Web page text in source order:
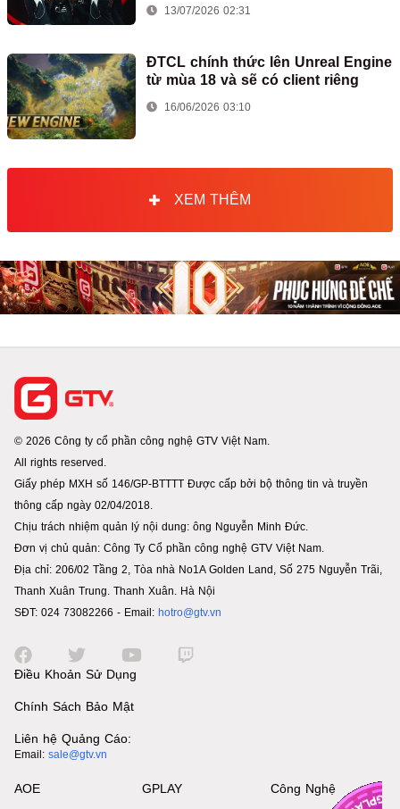
13/07/2026 02:31
ĐTCL chính thức lên Unreal Engine
từ mùa 18 và sẽ có client riêng
16/06/2026 03:10
XEM THÊM
© 2026 Công ty cổ phần công nghệ GTV Việt Nam.
All rights reserved.
Giấy phép MXH số 146/GP-BTTTT Được cấp bởi bộ thông tin và truyền
thông cấp ngày 02/04/2018.
Chịu trách nhiệm quản lý nội dung: ông Nguyễn Minh Đức.
Đơn vị chủ quản: Công Ty Cổ phần công nghệ GTV Việt Nam.
Địa chỉ: 206/02 Tầng 2, Tòa nhà No1A Golden Land, Số 275 Nguyễn Trãi,
Thanh Xuân Trung. Thanh Xuân. Hà Nội
SĐT: 024 73082266 - Email: hotro@gtv.vn
Điều Khoản Sử Dụng
Chính Sách Bảo Mật
Liên hệ Quảng Cáo:
Email: sale@gtv.vn
AOE GPLAY Công Nghệ